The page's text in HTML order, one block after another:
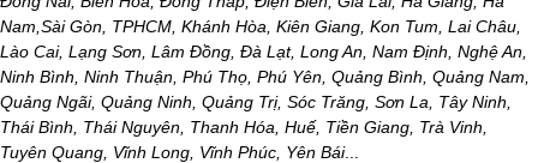
Nam,Sài Gòn, TPHCM, Khánh Hòa, Kiên Giang, Kon Tum, Lai Châu,
Lào Cai, Lạng Sơn, Lâm Đồng, Đà Lạt, Long An, Nam Định, Nghệ An,
Ninh Bình, Ninh Thuận, Phú Thọ, Phú Yên, Quảng Bình, Quảng Nam,
Quảng Ngãi, Quảng Ninh, Quảng Trị, Sóc Trăng, Sơn La, Tây Ninh,
Thái Bình, Thái Nguyên, Thanh Hóa, Huế, Tiền Giang, Trà Vinh,
Tuyên Quang, Vĩnh Long, Vĩnh Phúc, Yên Bái...